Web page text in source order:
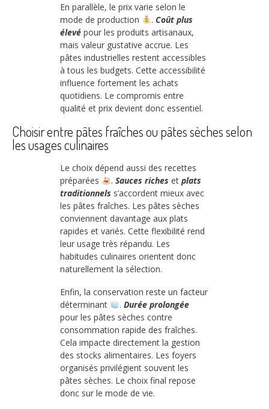
En parallèle, le prix varie selon le
mode de production
. Coût plus
élevé pour les produits artisanaux,
mais valeur gustative accrue. Les
pâtes industrielles restent accessibles
à tous les budgets. Cette accessibilité
influence fortement les achats
quotidiens. Le compromis entre
qualité et prix devient donc essentiel.
Choisir entre pâtes fraîches ou pâtes sèches selon
les usages culinaires
Le choix dépend aussi des recettes
préparées
. Sauces riches et plats
traditionnels s’accordent mieux avec
les pâtes fraîches. Les pâtes sèches
conviennent davantage aux plats
rapides et variés. Cette flexibilité rend
leur usage très répandu. Les
habitudes culinaires orientent donc
naturellement la sélection.
Enfin, la conservation reste un facteur
déterminant
. Durée prolongée
pour les pâtes sèches contre
consommation rapide des fraîches.
Cela impacte directement la gestion
des stocks alimentaires. Les foyers
organisés privilégient souvent les
pâtes sèches. Le choix final repose
donc sur le mode de vie.